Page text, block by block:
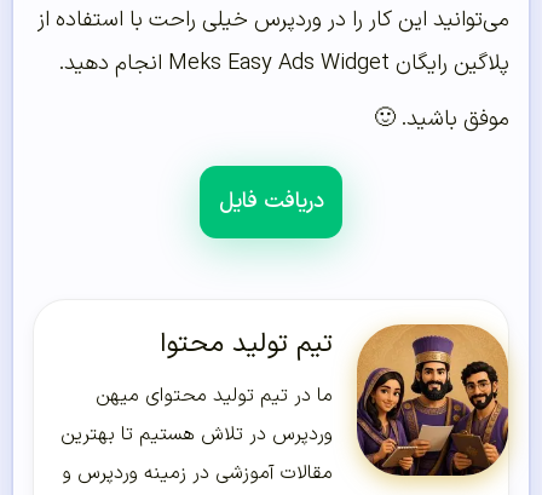
می‌توانید این کار را در وردپرس خیلی راحت با استفاده از
پلاگین رایگان Meks Easy Ads Widget انجام دهید.
موفق باشید. 🙂
دریافت فایل
تیم تولید محتوا
ما در تیم تولید محتوای میهن
وردپرس در تلاش هستیم تا بهترین
مقالات آموزشی در زمینه وردپرس و